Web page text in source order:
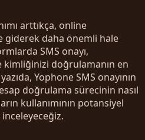
arttıkça, online
giderek daha önemli hale
SMS onayı,
kimliğinizi doğrulamanın en
Yophone SMS onayının
doğrulama sürecinin nasıl
kullanımının potansiyel